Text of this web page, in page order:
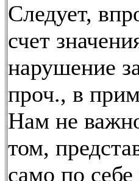
Следует,
счет
нарушение
проч., в
Нам не
том,
само по